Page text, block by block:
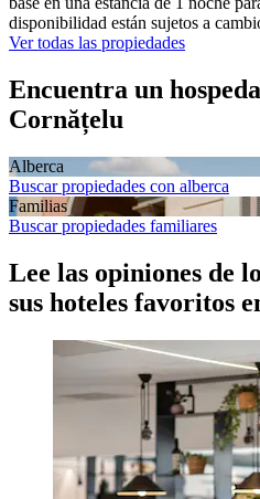
disponibilidad están sujetos a
Ver todas las propiedades
Encuentra un
Cornățelu
Alberca
Buscar propiedades con alberca
Familias
Buscar propiedades familiares
Lee las opiniones de
sus hoteles favoritos